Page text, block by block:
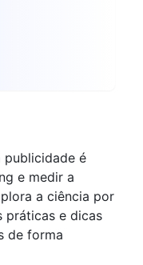
publicidade é
e medir a
a ciência por
práticas e dicas
de forma